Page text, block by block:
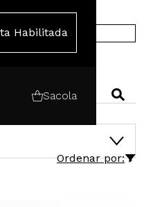
Habilitada
Sacola
EUROPA
Ordenar por: